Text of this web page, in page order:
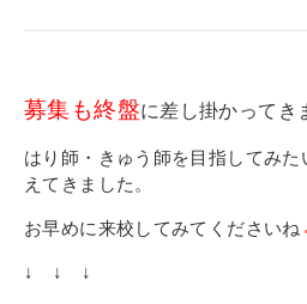
募集も終盤に差し掛かってき
はり師・きゅう師を目指してみ
えてきました。
お早めに来校してみてくださいね
↓ ↓ ↓